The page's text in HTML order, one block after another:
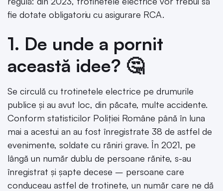
fie dotate obligatoriu cu asigurare RCA.
1. De unde a pornit
această idee? 🤔
Se circulă cu trotinetele electrice pe drumurile
publice și au avut loc, din păcate, multe accidente.
Conform statisticilor Poliției Române până în luna
mai a acestui an au fost înregistrate 38 de astfel de
evenimente, soldate cu răniri grave. În 2021, pe
lângă un număr dublu de persoane rănite, s-au
înregistrat și șapte decese – persoane care
conduceau astfel de trotinete, un număr care ne dă